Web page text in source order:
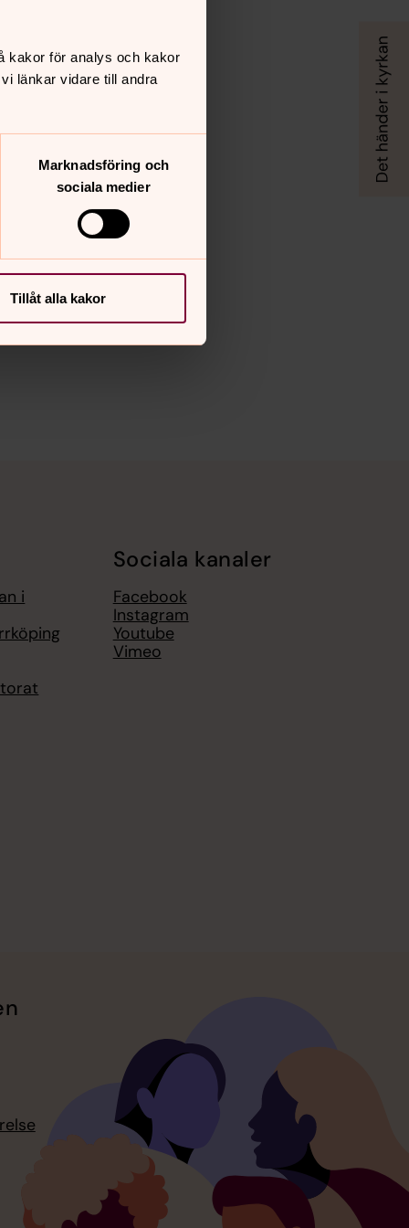
kakor för analys och kakor
länkar vidare till andra
Marknadsföring och
sociala medier
Tillåt alla kakor
i
Sociala kanaler
Facebook
Instagram
Youtube
Vimeo